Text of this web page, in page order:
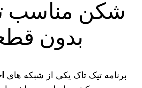
شکن مناسب
بدون
برنامه تیک تاک یکی از شبکه‌ های